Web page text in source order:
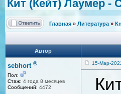
Кит (Кейт) Лаумер -
Главная » Литература »
Автор
sebhort ®
Пол:
Стаж: 4 года 8 месяцев
Сообщений: 4472
15-Мар-